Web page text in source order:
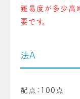
難易度が多少高
要です。
法A
配点：100点